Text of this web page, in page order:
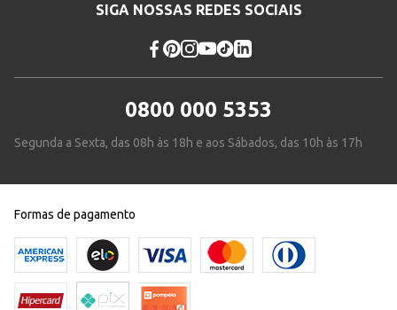
SIGA NOSSAS REDES SOCIAIS
0800 000 5353
Segunda a Sexta, das 08h às 18h e aos Sábados, das 10h às 17h
Formas de pagamento